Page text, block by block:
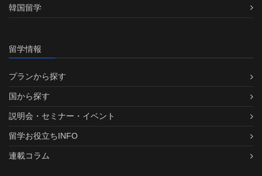
韓国留学
留学情報
プランから探す
国から探す
説明会・セミナー・イベント
留学お役立ちINFO
連載コラム